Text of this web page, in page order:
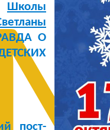
Школы
О
пост-